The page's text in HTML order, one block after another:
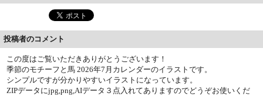
投稿者のコメント
この度はご覧いただきありがとうございます！
季節のモチーフと馬 2026年7月カレンダーのイラストです。
シンプルですが分かりやすいイラストになっています。
ZIPデータにjpg,png,AIデータ３点入れてありますのでどうぞお使いくだ